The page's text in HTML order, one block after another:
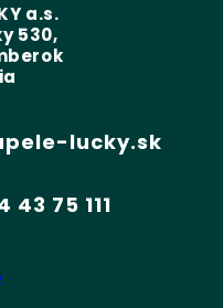
a.s.
530,
lucky.sk
43 75 111